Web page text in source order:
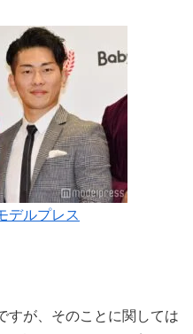
デルプレス
すが、そのことに関しては